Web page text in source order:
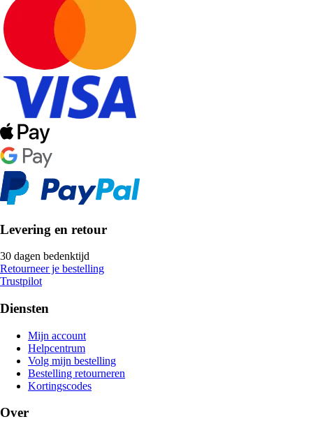
Levering en retour
30 dagen bedenktijd
Retourneer je bestelling
Trustpilot
Diensten
Mijn account
Helpcentrum
Volg mijn bestelling
Bestelling retourneren
Kortingscodes
Over